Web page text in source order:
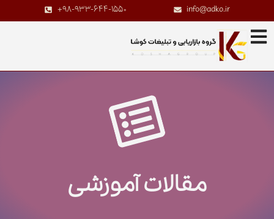
info@adko.ir
+98-933-644-1550
مقالات آموزشی